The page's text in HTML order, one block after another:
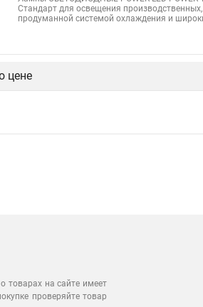
Стандарт для освещения
продуманной системой охлаждения и
цене
товарах на сайте имеет
проверяйте товар